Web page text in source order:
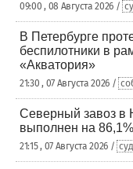
09:00 , 08 Августа 2026 /
В Петербурге
беспилотники в
«Акватория»
21:30 , 07 Августа 2026 /
Северный завоз в
выполнен на 86,1%
21:15 , 07 Августа 2026 /